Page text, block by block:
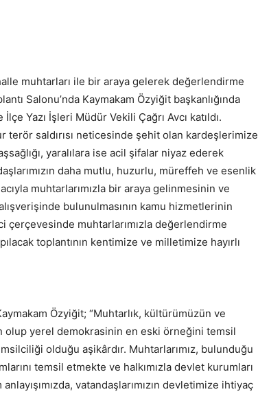
muhtarları ile bir araya gelerek değerlendirme
Salonu’nda Kaymakam Özyiğit başkanlığında
Yazı İşleri Müdür Vekili Çağrı Avcı katıldı.
terör saldırısı neticesinde şehit olan kardeşlerimize
yaralılara ise acil şifalar niyaz ederek
daha mutlu, huzurlu, müreffeh ve esenlik
muhtarlarımızla bir araya gelinmesinin ve
bulunulmasının kamu hizmetlerinin
muhtarlarımızla değerlendirme
toplantının kentimize ve milletimize hayırlı
Özyiğit; “Muhtarlık, kültürümüzün ve
olup yerel demokrasinin en eski örneğini temsil
olduğu aşikârdır. Muhtarlarımız, bulunduğu
temsil etmekte ve halkımızla devlet kurumları
vatandaşlarımızın devletimize ihtiyaç